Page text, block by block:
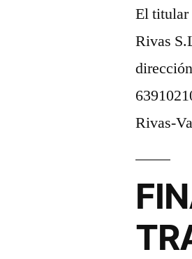
El titular
Rivas
Rivas-